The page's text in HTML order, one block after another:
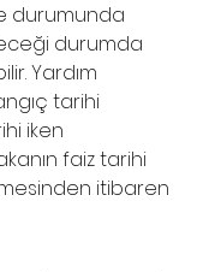
durumunda
durumda
Yardım
tarihi
iken
faiz tarihi
itibaren